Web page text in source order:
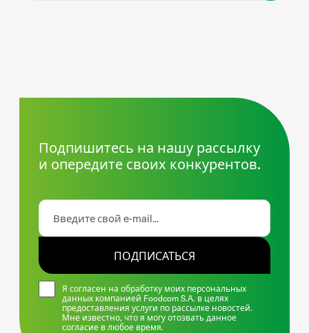
Подпишитесь на нашу рассылку
и опередите своих конкурентов.
Я согласен на обработку моих персональных
данных компанией Foodcom S.A. в целях
предоставления услуги по рассылке новостей.
Мне известно, что я могу отозвать данное
согласие в любое время.
ПОДПИСАТЬСЯ